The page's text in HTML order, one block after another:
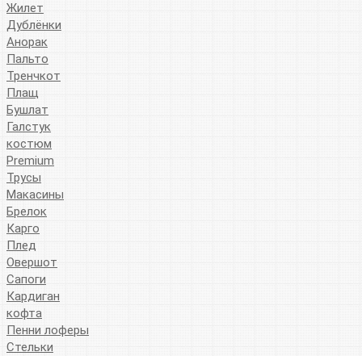
Жилет
Дублёнки
Анорак
Пальто
Тренчкот
Плащ
Бушлат
Галстук
костюм
Premium
Трусы
Макасины
Брелок
Карго
Плед
Овершот
Сапоги
Кардиган
кофта
Пенни лоферы
Стельки